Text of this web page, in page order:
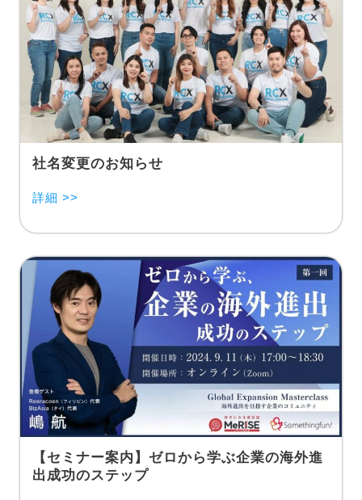
社名変更のお知らせ
詳細 >>
【セミナー案内】ゼロから学ぶ企業の海外進
出成功のステップ